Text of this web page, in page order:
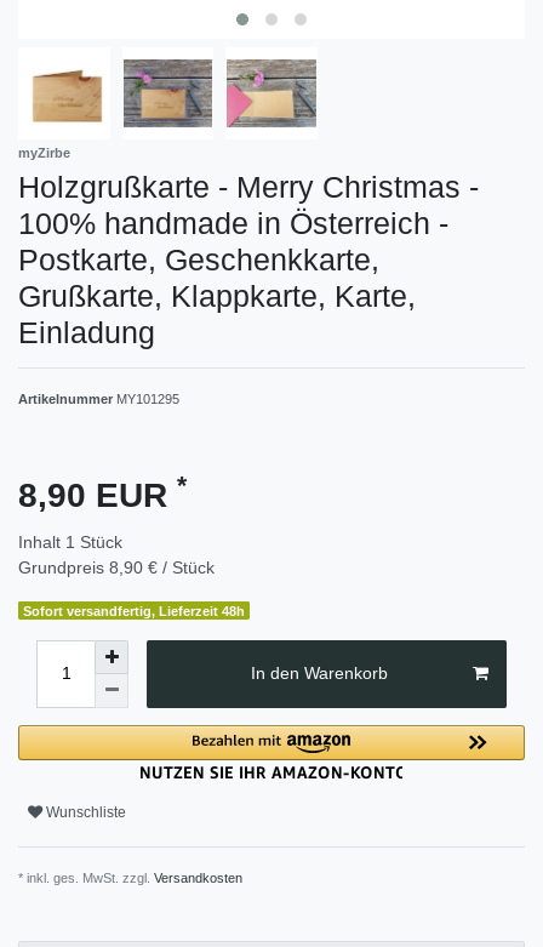
myZirbe
Holzgrußkarte - Merry Christmas -
100% handmade in Österreich -
Postkarte, Geschenkkarte,
Grußkarte, Klappkarte, Karte,
Einladung
Artikelnummer MY101295
8,90 EUR *
Inhalt 1 Stück
Grundpreis 8,90 € / Stück
Sofort versandfertig, Lieferzeit 48h
In den Warenkorb
Wunschliste
* inkl. ges. MwSt. zzgl. Versandkosten